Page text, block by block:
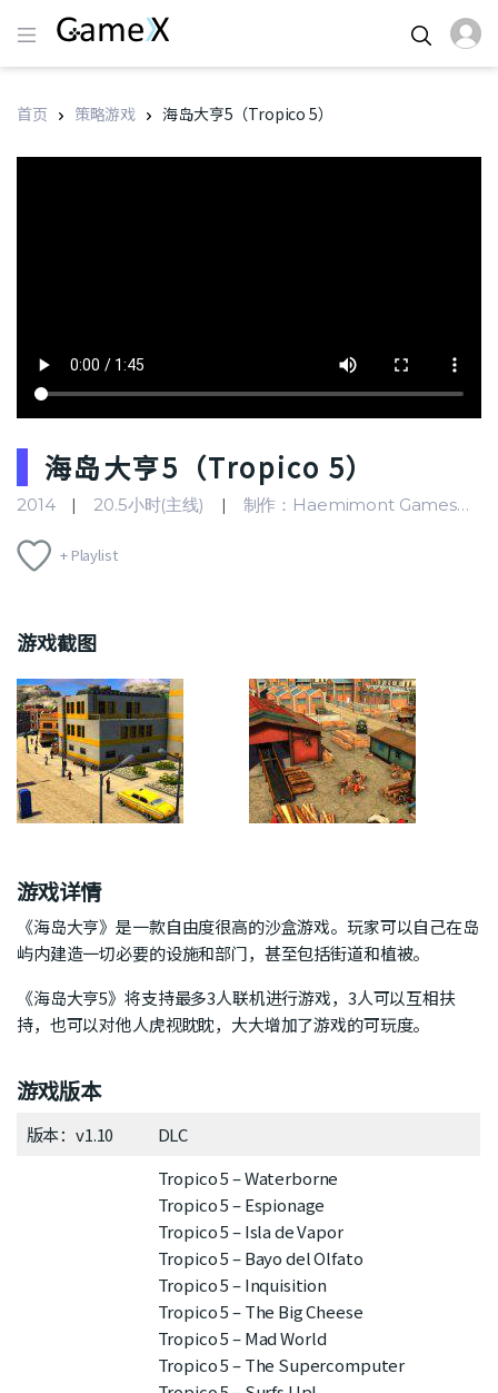
首页 策略游戏 海岛大亨5（Tropico 5）
海岛大亨5（Tropico 5）
2014 20.5小时(主线) 制作：Haemimont Games
+ Playlist
游戏截图
游戏详情
《海岛大亨》是一款自由度很高的沙盒游戏。玩家可以自己在岛
屿内建造一切必要的设施和部门，甚至包括街道和植被。
《海岛大亨5》将支持最多3人联机进行游戏，3人可以互相扶
持，也可以对他人虎视眈眈，大大增加了游戏的可玩度。
游戏版本
版本：v1.10
DLC
Tropico 5 – Waterborne
Tropico 5 – Espionage
Tropico 5 – Isla de Vapor
Tropico 5 – Bayo del Olfato
Tropico 5 – Inquisition
Tropico 5 – The Big Cheese
Tropico 5 – Mad World
Tropico 5 – The Supercomputer